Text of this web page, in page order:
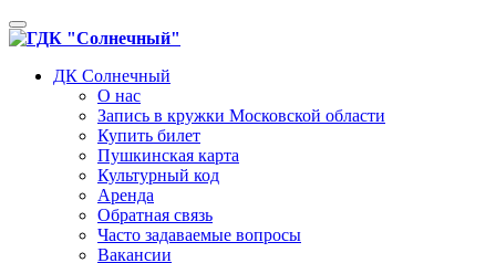
Toggle
navigation
ДК Солнечный
О нас
Запись в кружки Московской области
Купить билет
Пушкинская карта
Культурный код
Аренда
Обратная связь
Часто задаваемые вопросы
Вакансии